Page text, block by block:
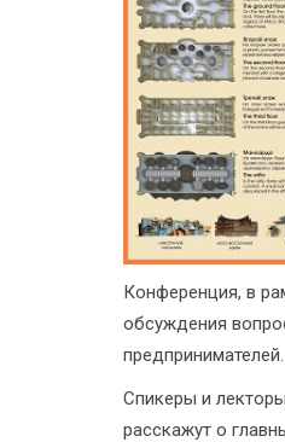
Конференция, в
обсуждения
предпринимателей.
Спикеры и
расскажут о